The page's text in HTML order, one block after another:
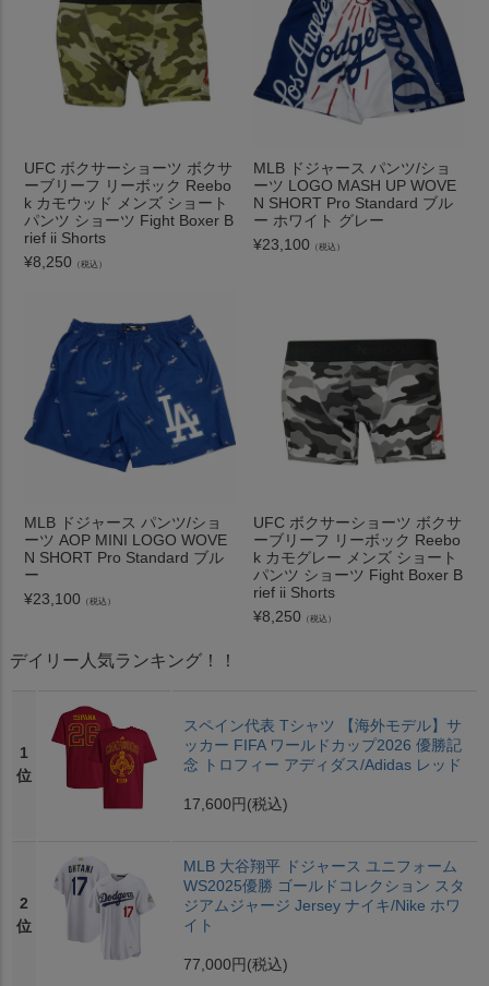
UFC ボクサーショーツ ボクサ
ーブリーフ リーボック Reebo
k カモウッド メンズ ショート
パンツ ショーツ Fight Boxer B
rief ii Shorts
¥8,250 （税込）
MLB ドジャース パンツ/ショ
ーツ LOGO MASH UP WOVE
N SHORT Pro Standard ブル
ー ホワイト グレー
¥23,100 （税込）
MLB ドジャース パンツ/ショ
ーツ AOP MINI LOGO WOVE
N SHORT Pro Standard ブル
ー
¥23,100 （税込）
UFC ボクサーショーツ ボクサ
ーブリーフ リーボック Reebo
k カモグレー メンズ ショート
パンツ ショーツ Fight Boxer B
rief ii Shorts
¥8,250 （税込）
デイリー人気ランキング！！
1
位
スペイン代表 Tシャツ 【海外モデル】サ
ッカー FIFA ワールドカップ2026 優勝記
念 トロフィー アディダス/Adidas レッド
17,600円 (税込)
2
位
MLB 大谷翔平 ドジャース ユニフォーム
WS2025優勝 ゴールドコレクション スタ
ジアムジャージ Jersey ナイキ/Nike ホワ
イト
77,000円 (税込)